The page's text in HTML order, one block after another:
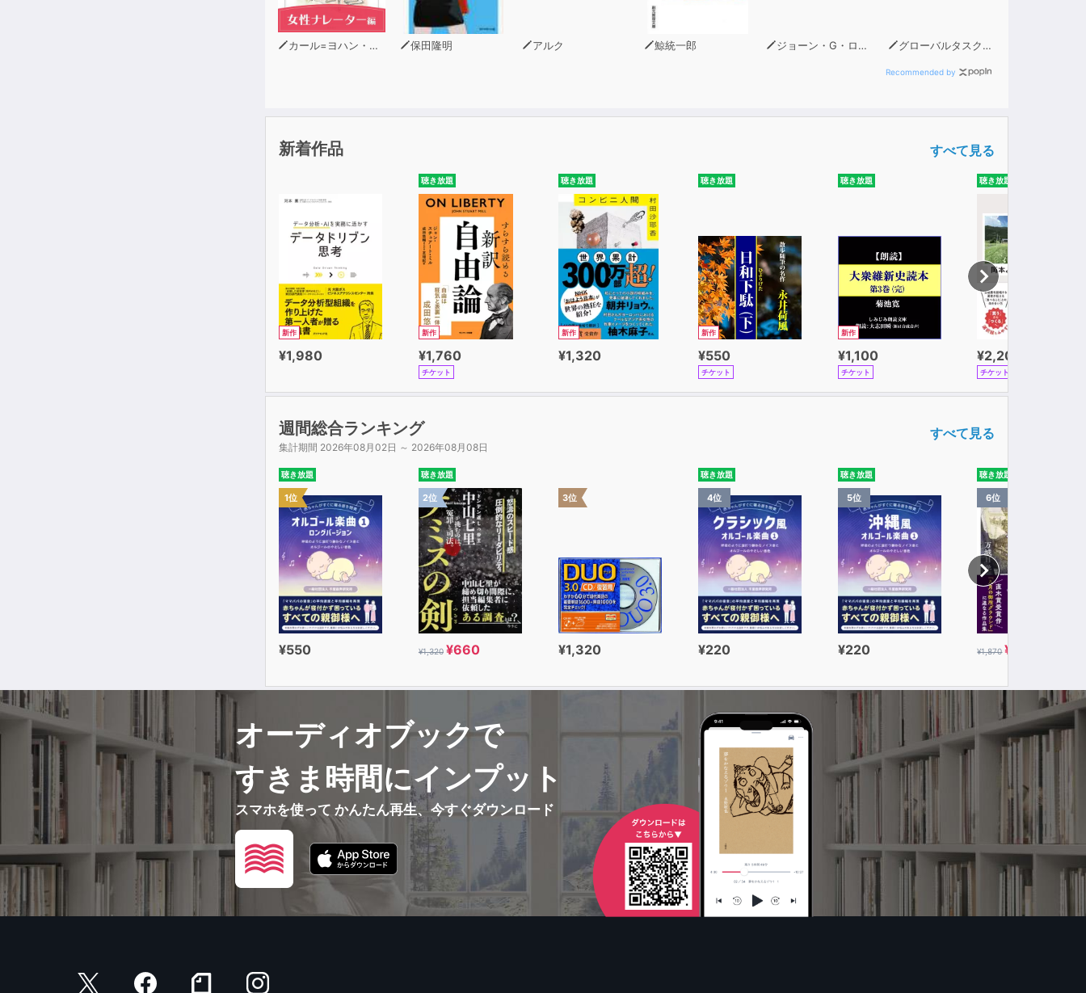
カール=ヨハン・エリーン 保田隆明 アルク 鯨統一郎 ジョーン・G・ロビンソン グローバルタスクフォース(著)
Recommended by
新着作品 すべて見る
新作
¥1,980
聴き放題
新作
¥1,760
チケット
聴き放題
新作
¥1,320
聴き放題
新作
¥550
チケット
聴き放題
新作
¥1,100
チケット
聴き放題
¥2,200
チケット
週間総合ランキング
集計期間 2026年08月02日 ～ 2026年08月08日
すべて見る
聴き放題
1位
¥550
聴き放題
2位
¥1,320 ¥660
3位
¥1,320
聴き放題
4位
¥220
聴き放題
5位
¥220
聴き放題
6位
¥1,870 ¥935
オーディオブックで
すきま時間にインプット
スマホを使って かんたん再生、今すぐダウンロード